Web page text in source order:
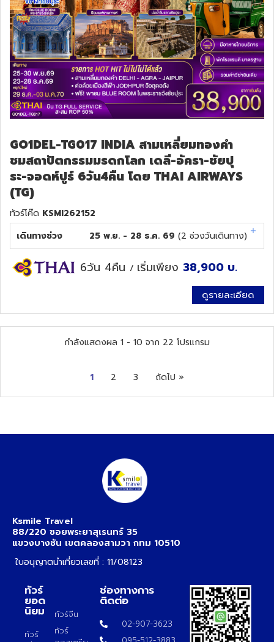
GO1DEL-TG017 INDIA สามเหลี่ยมทองคำ
ชมสถาปัตกรรมมรดกโลก เดลี-อัครา-ชัยปุ
ระ-จอดห์ปูร์ 6วัน4คืน โดย THAI AIRWAYS
(TG)
ทัวร์โค๊ด KSMI262152
เดินทางช่วง
25 พ.ย. - 28 ธ.ค. 69 (2 ช่วงวันเดินทาง)
6วัน 4คืน / เริ่มเพียง 38,900 บ.
ดูรายละเอียด
กำลังแสดงผล 1 - 10 จาก 22 โปรแกรม
1 2 3 ถัดไป »
Ksmile Travel
88/220 ซอยพระยาสุเรนทร์ 35
แขวงบางชัน เขตคลองสามวา กทม 10510
ใบอนุญาตนำเที่ยวเลขที่ : 11/08123
ทัวร์
ยอด
นิยม
ทัวร์
ทัวร์จีน
ทัวร์
ช่องทางการ
ติดต่อ
02-907-3623